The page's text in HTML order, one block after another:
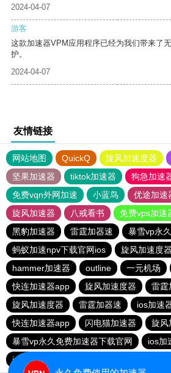
2024-04-07
游客
这款加速器VPM应用程序已经为我们带来了
护。
2024-04-07
友情链接
网站地图 QuickQ 旋风加速度器
坚果加速器
tiktok加速器
狗急加速
免费vqn外网加速
小蓝鸟 优途加速
旋风加速器
八戒看书
免费vps加速
黑豹加速器
雷霆加器速
暴雪vp永
蚂蚁加速npv下载官网ios
旋风加速度器
hammer加速器
outline 一元机场
快连加速器app
旋风加速度器 雷霆
旋风加速度器
雷霆加器速 ios加速
快连加速器app
闪电猫加速器
旋风
暴雪vp永久免费加速器下载官网
ios加
ios加速器